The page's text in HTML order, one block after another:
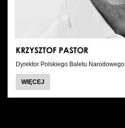
KRZYSZTOF PASTOR
Dyrektor Polskiego Baletu Narodowego
WIĘCEJ
KRZYSZTOF